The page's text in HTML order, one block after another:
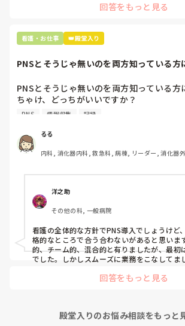
なんで頭回らなかったんだろう😭
市長さんは、
患者さんに迷惑かけたわけじゃないから大
自分が情けなくて情けなくて😭
こんなバカな私をせめて笑い飛ばしてくだ
に出しちゃったり。(これは問題か💦)
回答をもっと見る
看護・お仕事 👑殿堂入り
PNSとそうじゃ無いのを両方知っている方
PNSとそうじゃ無いのを両方知っている方
ちゃけ、どっちがいいですか？
後、PNSを廃止しました。
私は、そのPNSを廃止した病棟からまだ
棟に9月に異動してきました。
じざるを得ませんでした。
色々な病棟に入院したことのある患者さん
する前の病棟の方が)新人が患者から見ても
よ」と言っていました。
現病棟はPNSだけれども、結局は忙しくて
てられず、清潔ケアや単純に点滴を繋げて
仕事しか新人にさせていませんでした。
では、イベントは必ずと言っていいほど新
ることがどんどん増えていったと思ってい
朝の情報収集にも時間がかかり、結果、患
PNS 情報収集 記録
るる
内科, 消化器内科, 救急科, 病棟, リーダー, 消化器
洋之助
その他の科, 一般病院
看護の全体的な方針でPNS導入でしょうけど
格的なところで合う合わないがあると思いま
的、チーム的、混合的と有りましたが、最初
でした。しかしスムーズに業務をこなしてま
と意見交換を行うべきと思いますよ🎵それに
の向き合い方になると思いますよ🎵僕は昔の
回答をもっと見る
殿堂入りのお悩み相談をもっと